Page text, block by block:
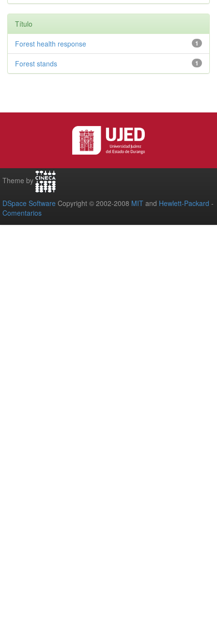
Título
1
Forest health response
1
Forest stands
Theme by
DSpace Software Copyright © 2002-2008 MIT and Hewlett-Packard -
Comentarios